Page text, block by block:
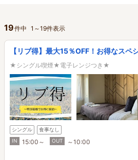
19件中 1 ～19件表示
【リブ得】最大15％OFF！お得なスペ
★シングル喫煙★電子レンジつき★
シングル
食事なし
IN
15:00～ OUT ～10:00